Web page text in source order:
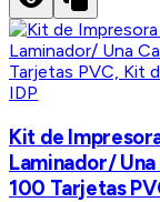
IDP
Kit de
Laminador/
100 Tarjetas